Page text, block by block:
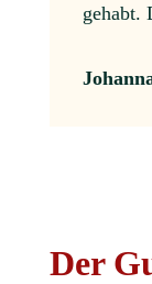
gehabt.
Der